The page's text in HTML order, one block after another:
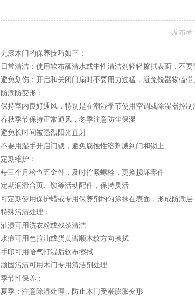
发布者
无漆木门的保养技巧如下：
日常清洁：使用软布蘸清水或中性清洁剂轻轻擦拭表面，不
避免划伤：开启和关闭门扇时不要用力过猛，避免锐器物磕
防潮防变形：
保持室内良好通风，特别是在潮湿季节使用空调或除湿器控制
春秋季节保持正常通风，冬季注意防尘保湿
避免长时间被强烈阳光直射
不要用湿手开启门锁，避免腐蚀性溶剂溅到门和锁上
定期维护：
每三个月检查五金件，及时拧紧螺栓，更换损坏零件
定期润滑合页、锁等活动配件，保持灵活
可定期使用保护蜡或专用保养剂均匀涂抹在表面，形成防潮层
特殊污渍处理：
油渍可用洗衣粉或残茶清洁
水痕可用色拉油或蛋黄酱顺木纹方向擦拭
手印可用哈气打湿后软布擦拭
顽固污渍可用木门专用清洁剂处理
季节性保养：
夏季：注意除湿处理，防止木门受潮膨胀变形